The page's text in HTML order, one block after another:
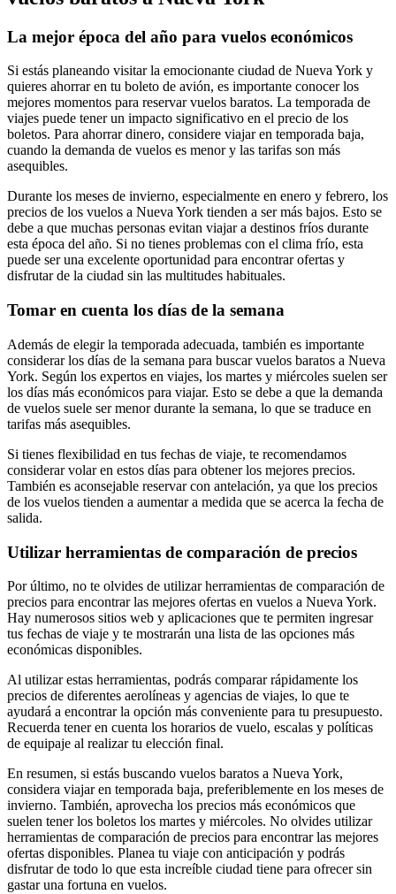
La mejor época del año para vuelos económicos
Si estás planeando visitar la emocionante ciudad de Nueva York y
quieres ahorrar en tu boleto de avión, es importante conocer los
mejores momentos para reservar vuelos baratos. La temporada de
viajes puede tener un impacto significativo en el precio de los
boletos. Para ahorrar dinero, considere viajar en temporada baja,
cuando la demanda de vuelos es menor y las tarifas son más
asequibles.
Durante los meses de invierno, especialmente en enero y febrero, los
precios de los vuelos a Nueva York tienden a ser más bajos. Esto se
debe a que muchas personas evitan viajar a destinos fríos durante
esta época del año. Si no tienes problemas con el clima frío, esta
puede ser una excelente oportunidad para encontrar ofertas y
disfrutar de la ciudad sin las multitudes habituales.
Tomar en cuenta los días de la semana
Además de elegir la temporada adecuada, también es importante
considerar los días de la semana para buscar vuelos baratos a Nueva
York. Según los expertos en viajes, los martes y miércoles suelen ser
los días más económicos para viajar. Esto se debe a que la demanda
de vuelos suele ser menor durante la semana, lo que se traduce en
tarifas más asequibles.
Si tienes flexibilidad en tus fechas de viaje, te recomendamos
considerar volar en estos días para obtener los mejores precios.
También es aconsejable reservar con antelación, ya que los precios
de los vuelos tienden a aumentar a medida que se acerca la fecha de
salida.
Utilizar herramientas de comparación de precios
Por último, no te olvides de utilizar herramientas de comparación de
precios para encontrar las mejores ofertas en vuelos a Nueva York.
Hay numerosos sitios web y aplicaciones que te permiten ingresar
tus fechas de viaje y te mostrarán una lista de las opciones más
económicas disponibles.
Al utilizar estas herramientas, podrás comparar rápidamente los
precios de diferentes aerolíneas y agencias de viajes, lo que te
ayudará a encontrar la opción más conveniente para tu presupuesto.
Recuerda tener en cuenta los horarios de vuelo, escalas y políticas
de equipaje al realizar tu elección final.
En resumen, si estás buscando vuelos baratos a Nueva York,
considera viajar en temporada baja, preferiblemente en los meses de
invierno. También, aprovecha los precios más económicos que
suelen tener los boletos los martes y miércoles. No olvides utilizar
herramientas de comparación de precios para encontrar las mejores
ofertas disponibles. Planea tu viaje con anticipación y podrás
disfrutar de todo lo que esta increíble ciudad tiene para ofrecer sin
gastar una fortuna en vuelos.